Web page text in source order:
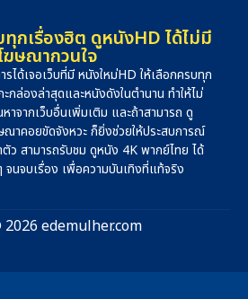
กเรื่องฮิต ดูหนังHD ได้ไม่มี
ฆษณากวนใจ
ได้เจอเว็บที่มี หนังใหม่HD ให้เลือกครบทุก
กล่องล่าสุดและหนังดังในตำนาน ทำให้ไม่
าจากเว็บอื่นเพิ่มเติม และถ้าสามารถ ดู
าคอยขัดจังหวะ ก็ยิ่งช่วยให้ประสบการณ์
ว สามารถรับชม ดูหนัง 4K พากย์ไทย ได้
นจบเรื่อง เพื่อความบันเทิงที่แท้จริง
edemulher.com